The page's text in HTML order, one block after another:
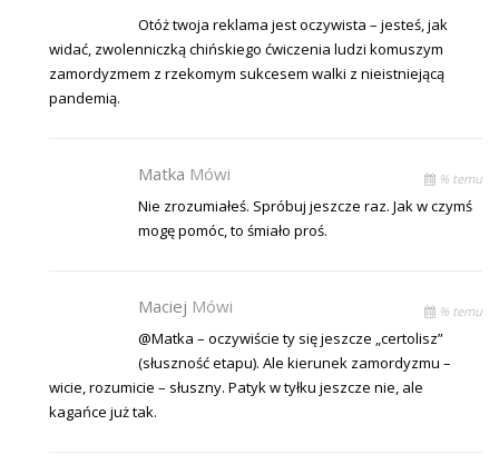
Otóż twoja reklama jest oczywista – jesteś, jak
widać, zwolenniczką chińskiego ćwiczenia ludzi komuszym
zamordyzmem z rzekomym sukcesem walki z nieistniejącą
pandemią.
Matka Mówi % temu
Nie zrozumiałeś. Spróbuj jeszcze raz. Jak w czymś
mogę pomóc, to śmiało proś.
Maciej Mówi % temu
@Matka – oczywiście ty się jeszcze „certolisz”
(słuszność etapu). Ale kierunek zamordyzmu –
wicie, rozumicie – słuszny. Patyk w tyłku jeszcze nie, ale
kagańce już tak.